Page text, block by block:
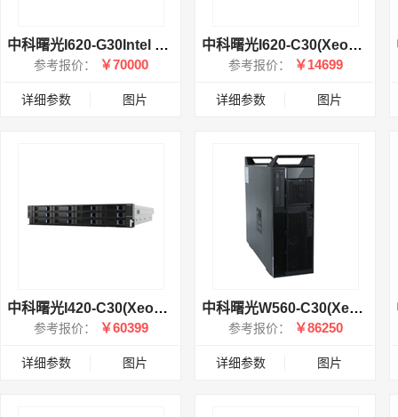
中科曙光I620-G30Intel Xeon Silver4210×2/64GB)
参考报价： ￥70000
详细参数 图片
中科曙光I620-C30(Xeon Bronze 3104)
参考报价： ￥14699
详细参数 图片
中科曙光I420-C30(Xeon 4110/128GB/960GB+6×8TB/RADI5)
参考报价： ￥60399
详细参数 图片
中科曙光W560-C30(Xeon 3106×2/64GB/480GB+4TB/P4000)
参考报价： ￥86250
详细参数 图片